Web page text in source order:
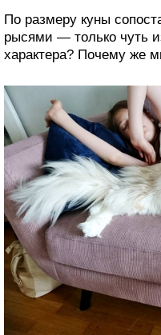
По размеру куны
рысями — только чуть
характера? Почему же